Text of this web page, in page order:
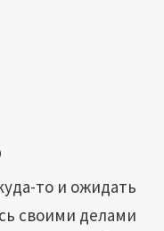
обслуживания
то и ожидать
своими делами